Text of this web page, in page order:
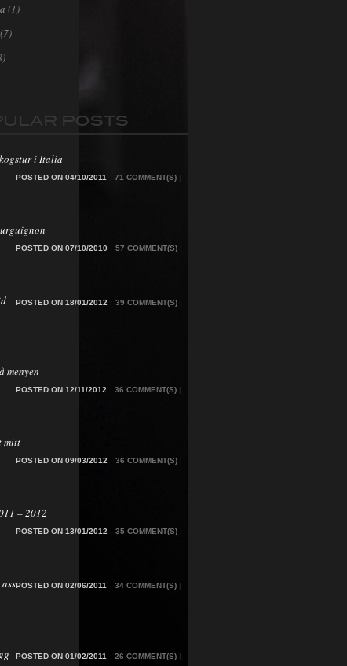
(1)
(7)
POSTS
i Italia
71 COMMENT(S)
POSTED ON 04/10/2011
57 COMMENT(S)
POSTED ON 07/10/2010
39 COMMENT(S)
POSTED ON 18/01/2012
menyen
36 COMMENT(S)
POSTED ON 12/11/2012
mitt
36 COMMENT(S) |
POSTED ON 09/03/2012
– 2012
35 COMMENT(S) |
POSTED ON 13/01/2012
34 COMMENT(S) |
POSTED ON 02/06/2011
26 COMMENT(S) |
POSTED ON 01/02/2011